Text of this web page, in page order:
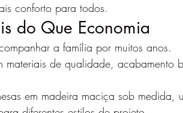
conforto para todos.
do Que Economia
a família por muitos anos.
materiais de qualidade, acabamento
em madeira maciça sob medida,